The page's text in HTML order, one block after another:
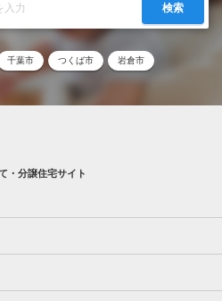
検索
千葉市 つくば市 岩倉市
・分譲住宅サイト